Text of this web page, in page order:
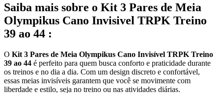
Saiba mais sobre o Kit 3 Pares de Meia
Olympikus Cano Invisivel TRPK Treino
39 ao 44 :
O Kit 3 Pares de Meia Olympikus Cano Invisível TRPK Treino
39 ao 44 é perfeito para quem busca conforto e praticidade durante
os treinos e no dia a dia. Com um design discreto e confortável,
essas meias invisíveis garantem que você se movimente com
liberdade e estilo, seja no treino ou nas atividades diárias.